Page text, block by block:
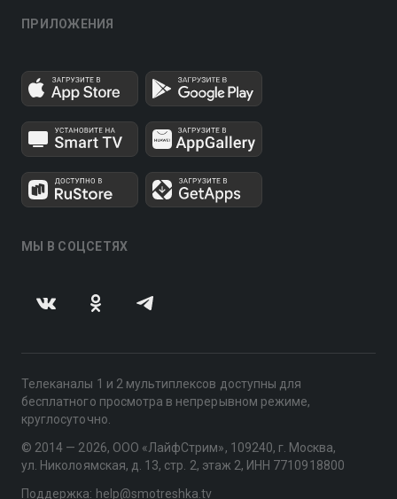
ПРИЛОЖЕНИЯ
МЫ В СОЦСЕТЯХ
Телеканалы 1 и 2 мультиплексов доступны для
бесплатного просмотра в непрерывном режиме,
круглосуточно.
© 2014 — 2026, ООО «ЛайфСтрим», 109240, г. Москва,
ул. Николоямская, д. 13, стр. 2, этаж 2, ИНН 7710918800
Поддержка: help@smotreshka.tv